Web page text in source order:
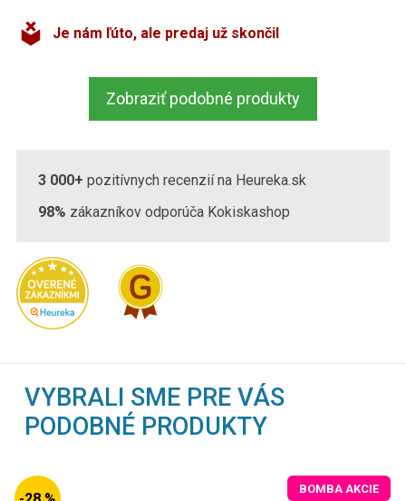
Je nám ľúto, ale predaj už skončil
Zobraziť podobné produkty
3 000+ pozitívnych recenzií na Heureka.sk
98% zákazníkov odporúča Kokiskashop
VYBRALI SME PRE VÁS
PODOBNÉ PRODUKTY
BOMBA AKCIE